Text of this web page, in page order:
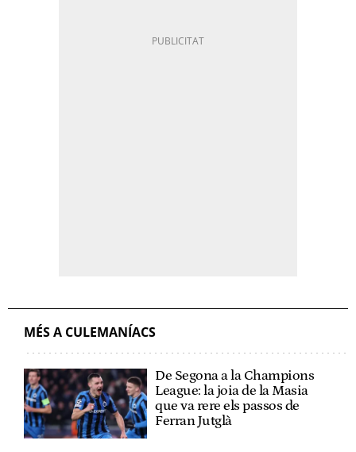
MÉS A CULEMANÍACS
De Segona a la Champions
League: la joia de la Masia
que va rere els passos de
Ferran Jutglà